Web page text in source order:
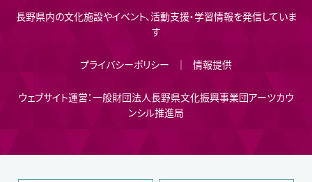
長野県内の文化施設やイベント、活動支援・学習情報を発信していま
す
プライバシーポリシー 情報提供
ウェブサイト運営：一般財団法人長野県文化振興事業団アーツカウ
ンシル推進局